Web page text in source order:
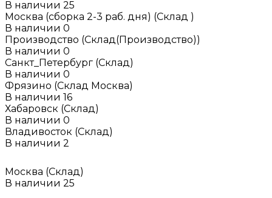
В наличии 25
Москва (сборка 2-3 раб. дня) (Склад )
В наличии 0
Производство (Склад(Производство))
В наличии 0
Санкт_Петербург (Склад)
В наличии 0
Фрязино (Склад Москва)
В наличии 16
Хабаровск (Склад)
В наличии 0
Владивосток (Склад)
В наличии 2
Москва (Склад)
В наличии 25